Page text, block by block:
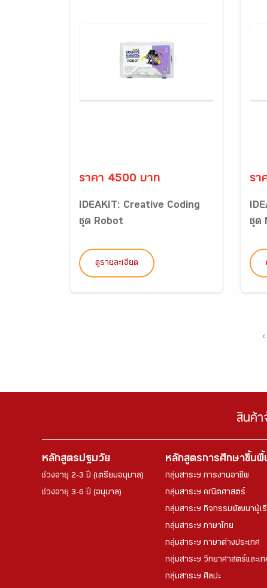
ราคา 4500 บาท
IDEAKIT: Creative Coding
ชุด Robot
ดูรายละเอียด
รา
ชุด
‹
สินค้า
หลักสูตรปฐมวัย
ช่วงอายุ 2-3 ปี (เตรียมอนุบาล)
ช่วงอายุ 3-6 ปี (อนุบาล)
หลักสูตรการศึกษาขึ้นพื้
กลุ่มสาระฯ การงานอาชีพ
กลุ่มสาระฯ คณิตศาสตร์
กลุ่มสาระฯ กิจกรรมพัฒนาผู้เ
กลุ่มสาระฯ ภาษาไทย
กลุ่มสาระฯ ภาษาต่างประเทศ
กลุ่มสาระฯ วิทยาศาสตร์และเท
กลุ่มสาระฯ ศิลปะ